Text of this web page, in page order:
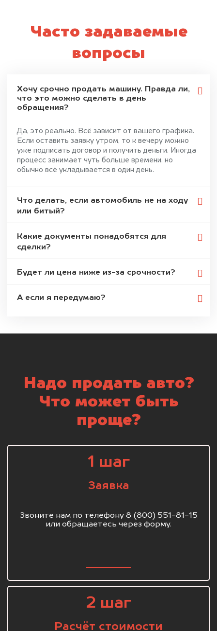
Часто задаваемые
вопросы
Хочу срочно продать машину. Правда ли,
что это можно сделать в день
обращения?
Да, это реально. Всё зависит от вашего графика.
Если оставить заявку утром, то к вечеру можно
уже подписать договор и получить деньги. Иногда
процесс занимает чуть больше времени, но
обычно всё укладывается в один день.
Что делать, если автомобиль не на ходу
или битый?
Какие документы понадобятся для
сделки?
Будет ли цена ниже из-за срочности?
А если я передумаю?
Надо продать авто?
Что может быть
проще?
1 шаг
Заявка
Звоните нам по телефону 8 (800) 551-81-15
или обращаетесь через форму.
2 шаг
Расчёт стоимости